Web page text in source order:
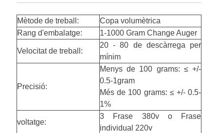
Mètode de treball:
Copa volumètrica
Rang d'embalatge:
1-1000 Gram Change Auger
Velocitat de treball:
20 - 80 de descàrrega per
mínim
Precisió:
Menys de 100 grams: ≤ +/-
0.5-1gram
Més de 100 grams: ≤ +/- 0.5-
1%
voltatge:
3 Frase 380v o Frase
individual 220v